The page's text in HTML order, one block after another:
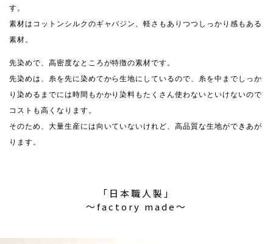
す。
素材はコットンシルクのギャバジン、軽さもありつつしっかり感もある
素材。
先染めで、高密度なところが特徴の素材です。
先染めは、糸を先に染めてから生地にしているので、糸を中までしっか
り染めるまでには時間もかかり染料もたくさん使わないといけないので
コストも高くなります。
そのため、大量生産には向いていないけれど、高品質な生地ができあが
ります。
「日本職人製」
〜factory made〜